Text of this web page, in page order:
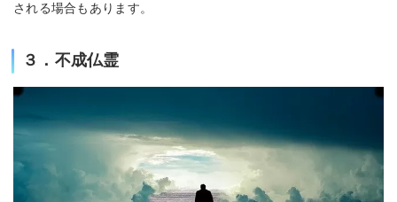
される場合もあります。
３．不成仏霊